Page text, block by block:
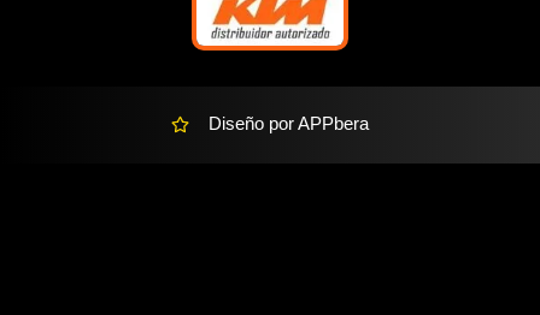
Diseño por APPbera